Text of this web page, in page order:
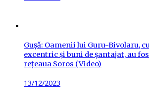
Gușă: Oamenii lui Guru-Bivolaru,
excentric și buni de șantajat, au
rețeaua Soros (Video)
Posted
13/12/2023